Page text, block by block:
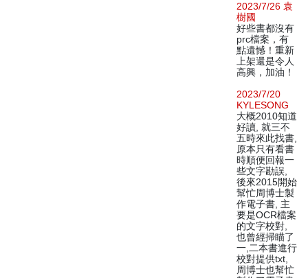
2023/7/26 袁
樹國
好些書都沒有
prc檔案，有
點遺憾！重新
上架還是令人
高興，加油！
2023/7/20
KYLESONG
大概2010知道
好讀, 就三不
五時來此找書,
原本只有看書
時順便回報一
些文字勘誤,
後來2015開始
幫忙周博士製
作電子書, 主
要是OCR檔案
的文字校對,
也曾經掃瞄了
一,二本書進行
校對提供txt,
周博士也幫忙